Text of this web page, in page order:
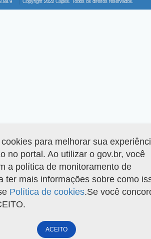
para melhorar sua
no portal. Ao utilizar o gov.br, você
a política de monitoramento de
ter mais informações sobre como
Política de cookies.Se você
ACEITO